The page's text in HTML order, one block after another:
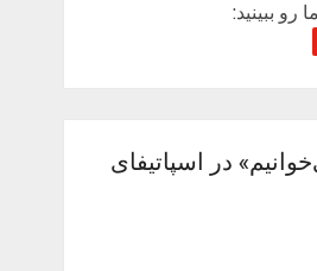
ببینید:
در اسپاتیفای